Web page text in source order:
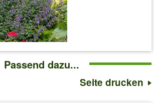
Passend dazu...
Seite drucken